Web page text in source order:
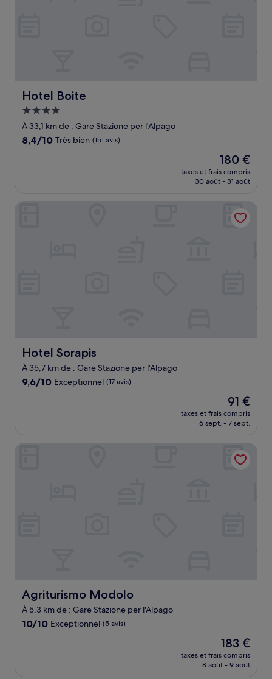
Hotel Boite
Hotel Boite
Hébergement
4.0 étoiles
À 33,1 km de : Gare Stazione per l'Alpago
8.4
8,4/10 Très bien (151 avis)
Le
nouveau
prix
de
180 €
180 €
taxes et frais compris
30 août - 31 août
Hotel Sorapis
Hotel Sorapis
À 35,7 km de : Gare Stazione per l'Alpago
9.6
9,6/10 Exceptionnel (17 avis)
Le
nouveau
prix
de
91 €
91 €
taxes et frais compris
6 sept. - 7 sept.
Agriturismo Modolo
Agriturismo Modolo
À 5,3 km de : Gare Stazione per l'Alpago
10.0
10/10 Exceptionnel (5 avis)
Le
nouveau
prix
183 €
taxes et frais compris
8 août - 9 août